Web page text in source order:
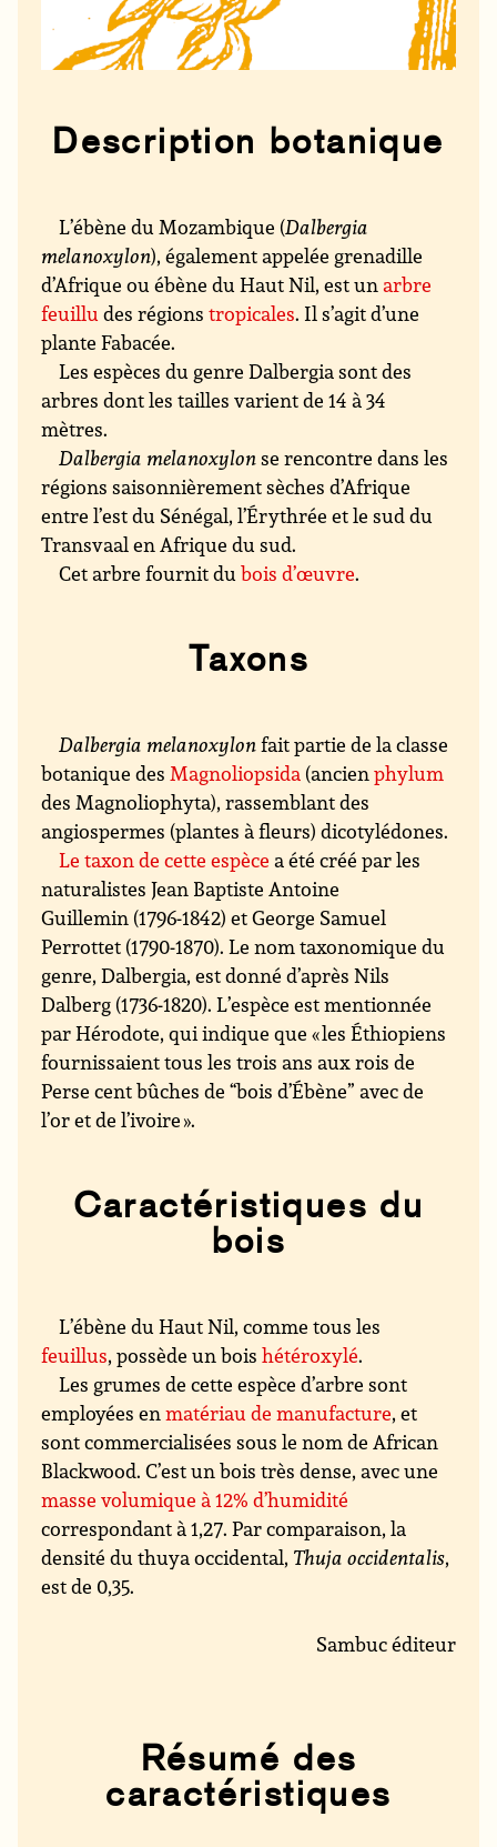
Description botanique
L’ébène du Mozambique (Dalbergia
melanoxylon), également appelée grenadille
d’Afrique ou ébène du Haut Nil, est unarbre
feuillu des régionstropicales. Il s’agit d’une
plante Fabacée.
Les espèces du genre Dalbergia sont des
arbres dont les tailles varient de 14 à 34
mètres.
Dalbergia melanoxylonse rencontre dans les
régions saisonnièrement sèches d’Afrique
entre l’est du Sénégal, l’Érythrée et le sud du
Transvaal en Afrique du sud.
Cet arbre fournit dubois d’œuvre.
Taxons
Dalbergia melanoxylonfait partie de la classe
botanique des Magnoliopsida (ancienphylum
des Magnoliophyta), rassemblant des
angiospermes (plantes à fleurs) dicotylédones.
Le taxon de cette espèce a été créé par les
naturalistes Jean Baptiste Antoine
Guillemin (1796-1842) et George Samuel
Perrottet (1790-1870). Le nom taxonomique du
genre, Dalbergia, est donné d’après Nils
Dalberg (1736-1820). L’espèce est mentionnée
par Hérodote, qui indique que « les Éthiopiens
fournissaient tous les trois ans aux rois de
Perse cent bûches de “bois d’Ébène” avec de
l’or et de l’ivoire ».
Caractéristiques du
bois
L’ébène du Haut Nil, comme tous les
feuillus, possède un boishétéroxylé.
Les grumes de cette espèce d’arbre sont
employées enmatériau de manufacture, et
sont commercialisées sous le nom de African
Blackwood. C’est un bois très dense, avec une
masse volumique à 12% d’humidité
correspondant à 1,27. Par comparaison, la
densité du thuya occidental, Thuja occidentalis,
est de 0,35.
Sambuc éditeur
Résumé des
caractéristiques